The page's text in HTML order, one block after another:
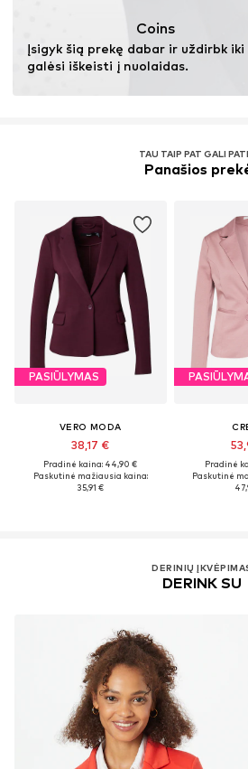
Sausas valymas, be
Nelyginti aukšta temperatūra
Nebalinti
Coins
Įsigyk šią prekę dabar ir uždirbk iki
galėsi iškeisti į nuolaidas.
TAU TAIP PAT GALI
Panašios
PASIŪLYMAS
VERO MODA
38,17 €
Pradinė kaina: 44,90 €
Paskutinė mažiausia kaina:
35,91 €
Pradinė
Paskutinė
DERINIŲ
DERINK SU